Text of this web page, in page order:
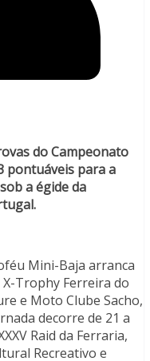
do Campeonato
pontuáveis para a
a égide da
Mini-Baja arranca
Trophy Ferreira do
e Moto Clube Sacho,
decorre de 21 a
Raid da Ferraria,
Recreativo e